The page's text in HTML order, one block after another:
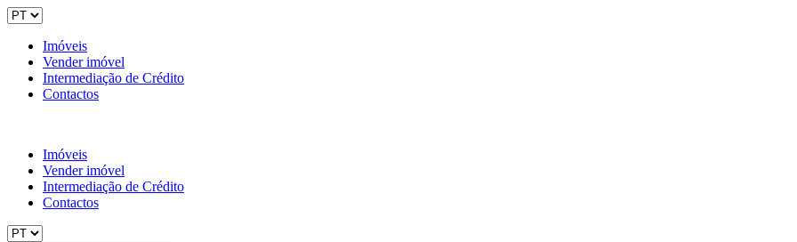
Imóveis
Vender imóvel
Intermediação de Crédito
Contactos
Imóveis
Vender imóvel
Intermediação de Crédito
Contactos